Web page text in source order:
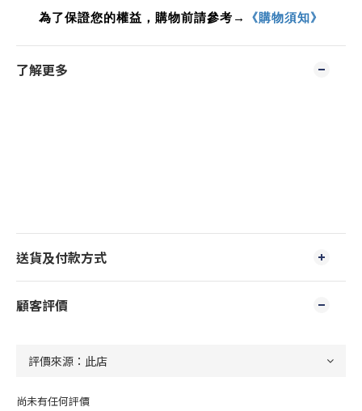
為了保證您的權益，購物前請參考→
《購物須知》
了解更多
送貨及付款方式
顧客評價
尚未有任何評價